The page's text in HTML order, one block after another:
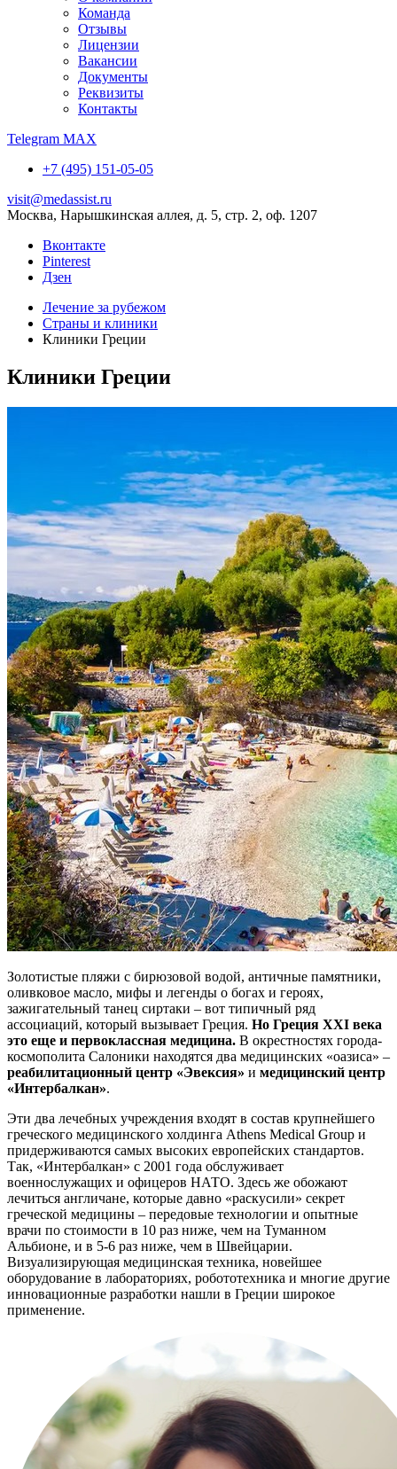
Команда
Отзывы
Лицензии
Вакансии
Документы
Реквизиты
Контакты
Telegram MAX
+7 (495) 151-05-05
visit@medassist.ru
Москва, Нарышкинская аллея, д. 5, стр. 2, оф. 1207
Вконтакте
Pinterest
Дзен
Лечение за рубежом
Страны и клиники
Клиники Греции
Клиники Греции
Золотистые пляжи с бирюзовой водой, античные памятники,
оливковое масло, мифы и легенды о богах и героях,
зажигательный танец сиртаки – вот типичный ряд
ассоциаций, который вызывает Греция. Но Греция XXI века
это еще и первоклассная медицина. В окрестностях города-
космополита Салоники находятся два медицинских «оазиса» –
реабилитационный центр «Эвексия» и медицинский центр
«Интербалкан».
Эти два лечебных учреждения входят в состав крупнейшего
греческого медицинского холдинга Athens Medical Group и
придерживаются самых высоких европейских стандартов.
Так, «Интербалкан» с 2001 года обслуживает
военнослужащих и офицеров НАТО. Здесь же обожают
лечиться англичане, которые давно «раскусили» секрет
греческой медицины – передовые технологии и опытные
врачи по стоимости в 10 раз ниже, чем на Туманном
Альбионе, и в 5-6 раз ниже, чем в Швейцарии.
Визуализирующая медицинская техника, новейшее
оборудование в лабораториях, робототехника и многие другие
инновационные разработки нашли в Греции широкое
применение.